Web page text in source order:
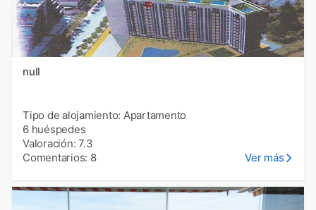
null
Tipo de alojamiento: Apartamento
6 huéspedes
Valoración: 7.3
Comentarios: 8
Ver más